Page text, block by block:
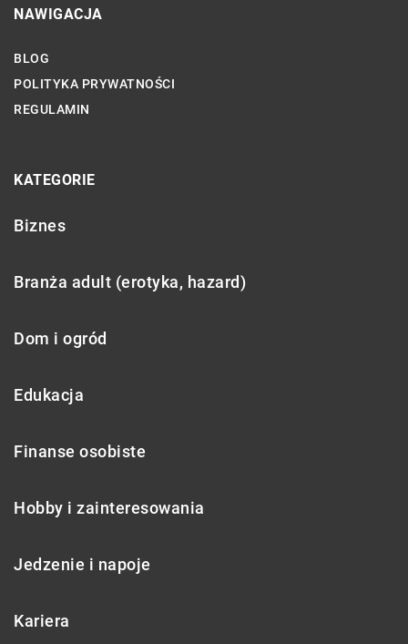
NAWIGACJA
BLOG
POLITYKA PRYWATNOŚCI
REGULAMIN
KATEGORIE
Biznes
Branża adult (erotyka, hazard)
Dom i ogród
Edukacja
Finanse osobiste
Hobby i zainteresowania
Jedzenie i napoje
Kariera